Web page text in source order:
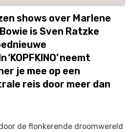
shows over Marlene
is Sven Ratzke
neemt
je mee op een
reis door meer dan
de flonkerende droomwereld